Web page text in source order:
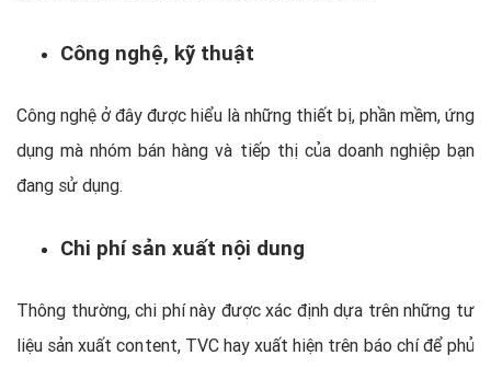
Công nghệ, kỹ thuật
Công nghệ ở đây được hiểu là những thiết bị, phần mềm, ứng
dụng mà nhóm bán hàng và tiếp thị của doanh nghiệp bạn
đang sử dụng.
Chi phí sản xuất nội dung
Thông thường, chi phí này được xác định dựa trên những tư
liệu sản xuất content, TVC hay xuất hiện trên báo chí để phủ